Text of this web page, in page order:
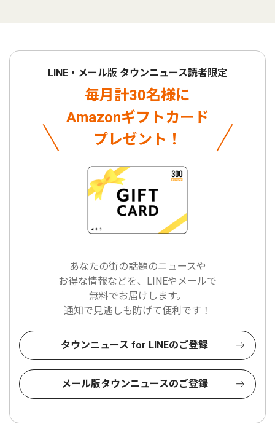
LINE・メール版 タウンニュース読者限定
毎月計30名様に
Amazonギフトカード
プレゼント！
あなたの街の話題のニュースや
お得な情報などを、LINEやメールで
無料でお届けします。
通知で見逃しも防げて便利です！
タウンニュース for LINEのご登録
メール版タウンニュースのご登録